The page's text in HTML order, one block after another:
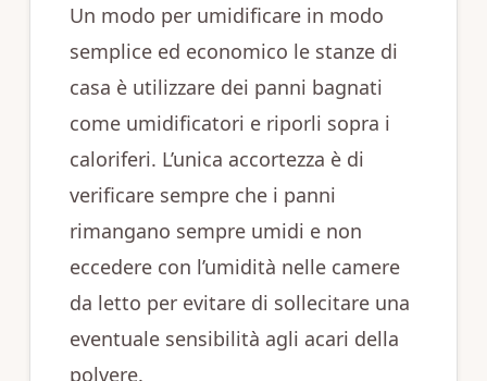
Un modo per umidificare in modo
semplice ed economico le stanze di
casa è utilizzare dei panni bagnati
come umidificatori e riporli sopra i
caloriferi. L’unica accortezza è di
verificare sempre che i panni
rimangano sempre umidi e non
eccedere con l’umidità nelle camere
da letto per evitare di sollecitare una
eventuale sensibilità agli acari della
polvere.